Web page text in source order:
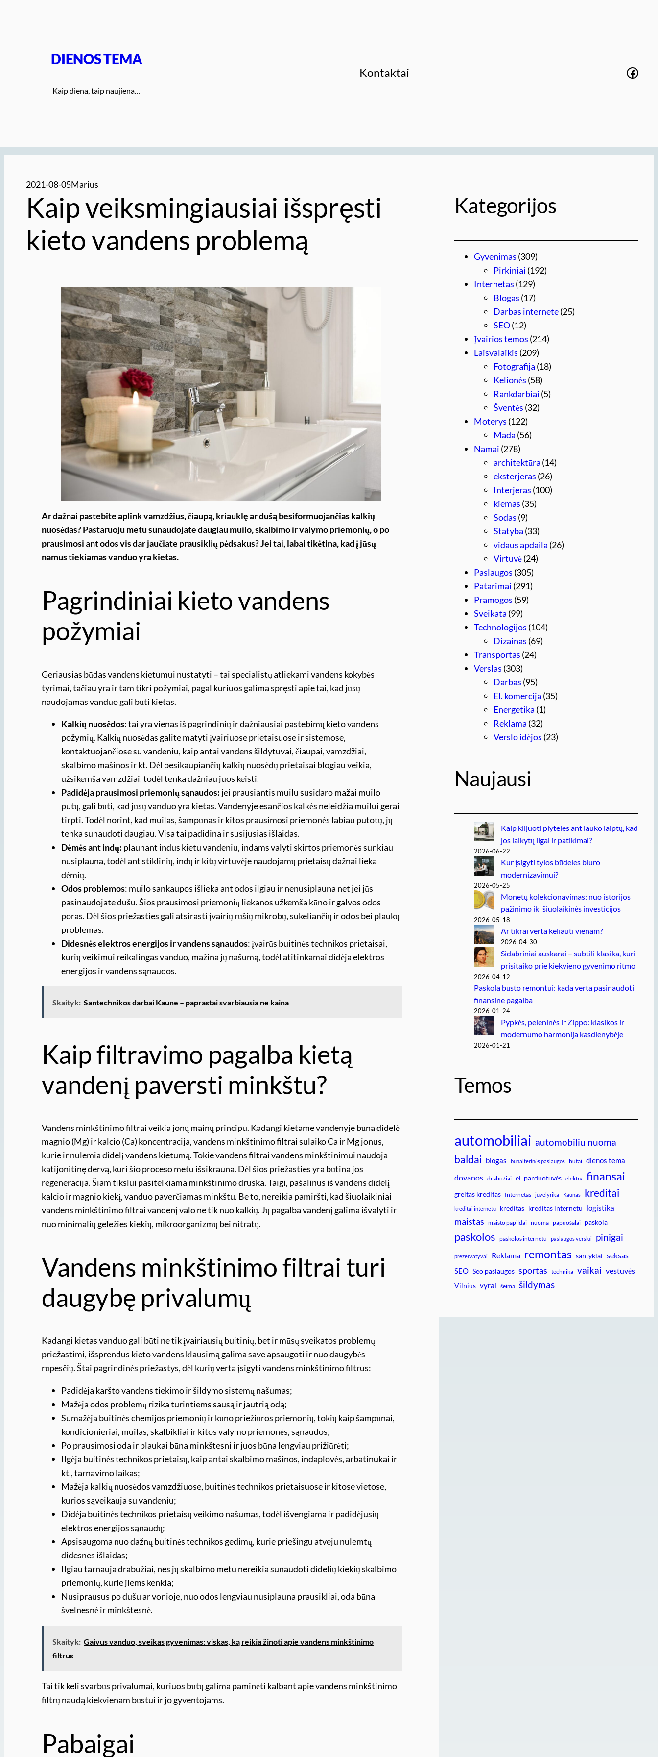
DIENOS TEMA
Kaip diena, taip naujiena…
Kontaktai
2021-08-05Marius
Kaip veiksmingiausiai išspręsti
kieto vandens problemą
Ar dažnai pastebite aplink vamzdžius, čiaupą, kriauklę ar dušą besiformuojančias kalkių
nuosėdas? Pastaruoju metu sunaudojate daugiau muilo, skalbimo ir valymo priemonių, o po
prausimosi ant odos vis dar jaučiate prausiklių pėdsakus? Jei tai, labai tikėtina, kad į jūsų
namus tiekiamas vanduo yra kietas.
Pagrindiniai kieto vandens
požymiai
Geriausias būdas vandens kietumui nustatyti – tai specialistų atliekami vandens kokybės
tyrimai, tačiau yra ir tam tikri požymiai, pagal kuriuos galima spręsti apie tai, kad jūsų
naudojamas vanduo gali būti kietas.
Kalkių nuosėdos: tai yra vienas iš pagrindinių ir dažniausiai pastebimų kieto vandens
požymių. Kalkių nuosėdas galite matyti įvairiuose prietaisuose ir sistemose,
kontaktuojančiose su vandeniu, kaip antai vandens šildytuvai, čiaupai, vamzdžiai,
skalbimo mašinos ir kt. Dėl besikaupiančių kalkių nuosėdų prietaisai blogiau veikia,
užsikemša vamzdžiai, todėl tenka dažniau juos keisti.
Padidėja prausimosi priemonių sąnaudos: jei prausiantis muilu susidaro mažai muilo
putų, gali būti, kad jūsų vanduo yra kietas. Vandenyje esančios kalkės neleidžia muilui gerai
tirpti. Todėl norint, kad muilas, šampūnas ir kitos prausimosi priemonės labiau putotų, jų
tenka sunaudoti daugiau. Visa tai padidina ir susijusias išlaidas.
Dėmės ant indų: plaunant indus kietu vandeniu, indams valyti skirtos priemonės sunkiau
nusiplauna, todėl ant stiklinių, indų ir kitų virtuvėje naudojamų prietaisų dažnai lieka
dėmių.
Odos problemos: muilo sankaupos išlieka ant odos ilgiau ir nenusiplauna net jei jūs
pasinaudojate dušu. Šios prausimosi priemonių liekanos užkemša kūno ir galvos odos
poras. Dėl šios priežasties gali atsirasti įvairių rūšių mikrobų, sukeliančių ir odos bei plaukų
problemas.
Didesnės elektros energijos ir vandens sąnaudos: įvairūs buitinės technikos prietaisai,
kurių veikimui reikalingas vanduo, mažina jų našumą, todėl atitinkamai didėja elektros
energijos ir vandens sąnaudos.
Skaityk: Santechnikos darbai Kaune – paprastai svarbiausia ne kaina
Kaip filtravimo pagalba kietą
vandenį paversti minkštu?
Vandens minkštinimo filtrai veikia jonų mainų principu. Kadangi kietame vandenyje būna didelė
magnio (Mg) ir kalcio (Ca) koncentracija, vandens minkštinimo filtrai sulaiko Ca ir Mg jonus,
kurie ir nulemia didelį vandens kietumą. Tokie vandens filtrai vandens minkštinimui naudoja
katijonitinę dervą, kuri šio proceso metu išsikrauna. Dėl šios priežasties yra būtina jos
regeneracija. Šiam tikslui pasitelkiama minkštinimo druska. Taigi, pašalinus iš vandens didelį
kalcio ir magnio kiekį, vanduo paverčiamas minkštu. Be to, nereikia pamiršti, kad šiuolaikiniai
vandens minkštinimo filtrai vandenį valo ne tik nuo kalkių. Jų pagalba vandenį galima išvalyti ir
nuo minimalių geležies kiekių, mikroorganizmų bei nitratų.
Vandens minkštinimo filtrai turi
daugybę privalumų
Kadangi kietas vanduo gali būti ne tik įvairiausių buitinių, bet ir mūsų sveikatos problemų
priežastimi, išsprendus kieto vandens klausimą galima save apsaugoti ir nuo daugybės
rūpesčių. Štai pagrindinės priežastys, dėl kurių verta įsigyti vandens minkštinimo filtrus:
Padidėja karšto vandens tiekimo ir šildymo sistemų našumas;
Mažėja odos problemų rizika turintiems sausą ir jautrią odą;
Sumažėja buitinės chemijos priemonių ir kūno priežiūros priemonių, tokių kaip šampūnai,
kondicionieriai, muilas, skalbikliai ir kitos valymo priemonės, sąnaudos;
Po prausimosi oda ir plaukai būna minkštesni ir juos būna lengviau prižiūrėti;
Ilgėja buitinės technikos prietaisų, kaip antai skalbimo mašinos, indaplovės, arbatinukai ir
kt., tarnavimo laikas;
Mažėja kalkių nuosėdos vamzdžiuose, buitinės technikos prietaisuose ir kitose vietose,
kurios sąveikauja su vandeniu;
Didėja buitinės technikos prietaisų veikimo našumas, todėl išvengiama ir padidėjusių
elektros energijos sąnaudų;
Apsisaugoma nuo dažnų buitinės technikos gedimų, kurie priešingu atveju nulemtų
didesnes išlaidas;
Ilgiau tarnauja drabužiai, nes jų skalbimo metu nereikia sunaudoti didelių kiekių skalbimo
priemonių, kurie jiems kenkia;
Nusiprausus po dušu ar vonioje, nuo odos lengviau nusiplauna prausikliai, oda būna
švelnesnė ir minkštesnė.
Skaityk: Gaivus vanduo, sveikas gyvenimas: viskas, ką reikia žinoti apie vandens minkštinimo
filtrus
Tai tik keli svarbūs privalumai, kuriuos būtų galima paminėti kalbant apie vandens minkštinimo
filtrų naudą kiekvienam būstui ir jo gyventojams.
Pabaigai
Kategorijos
Gyvenimas (309)
Pirkiniai (192)
Internetas (129)
Blogas (17)
Darbas internete(25)
SEO(12)
Įvairios temos (214)
Laisvalaikis (209)
Fotografija (18)
Kelionės (58)
Rankdarbiai (5)
Šventės (32)
Moterys (122)
Mada (56)
Namai (278)
architektūra (14)
eksterjeras (26)
Interjeras (100)
kiemas (35)
Sodas (9)
Statyba (33)
vidaus apdaila (26)
Virtuvė(24)
Paslaugos (305)
Patarimai (291)
Pramogos (59)
Sveikata (99)
Technologijos (104)
Dizainas (69)
Transportas (24)
Verslas (303)
Darbas (95)
El. komercija (35)
Energetika (1)
Reklama (32)
Verslo idėjos (23)
Naujausi
Kaip klijuoti plyteles ant lauko laiptų, kad
jos laikytų ilgai ir patikimai?
2026-06-22
Kur įsigyti tylos būdeles biuro
modernizavimui?
2026-05-25
Monetų kolekcionavimas: nuo istorijos
pažinimo iki šiuolaikinės investicijos
2026-05-18
Ar tikrai verta keliauti vienam?
2026-04-30
Sidabriniai auskarai – subtili klasika, kuri
prisitaiko prie kiekvieno gyvenimo ritmo
2026-04-12
Paskola būsto remontui: kada verta pasinaudoti
finansine pagalba
2026-01-24
Pypkės, peleninės ir Zippo: klasikos ir
modernumo harmonija kasdienybėje
2026-01-21
Temos
automobiliai automobiliu nuoma
baldai blogas buhalterinės paslaugos butai dienos tema
dovanos drabužiai el. parduotuvės elektra finansai
greitas kreditas Internetas juvelyrika Kaunas kreditai
kreditai internetu kreditas kreditas internetu logistika
maistas maisto papildai nuoma papuošalai paskola
paskolos paskolos internetu paslaugos verslui pinigai
prezervatyvai Reklama remontas santykiai seksas
SEO Seo paslaugos sportas technika vaikai vestuvės
Vilnius vyrai šeima šildymas